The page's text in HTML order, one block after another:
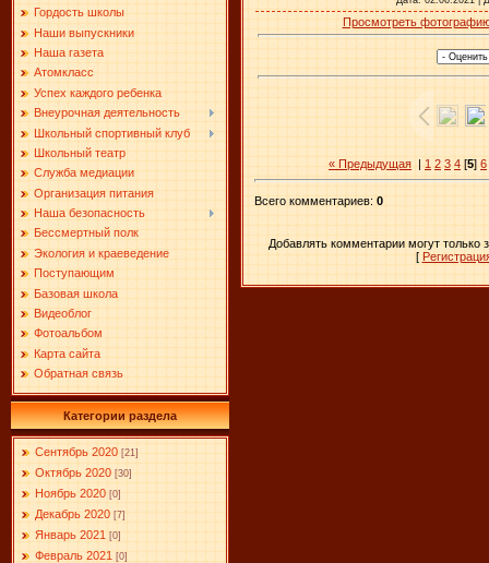
Гордость школы
Наши выпускники
Наша газета
Атомкласс
Успех каждого ребенка
Внеурочная деятельность
Школьный спортивный клуб
Школьный театр
Служба медиации
Организация питания
Наша безопасность
Бессмертный полк
Экология и краеведение
Поступающим
Базовая школа
Видеоблог
Фотоальбом
Карта сайта
Обратная связь
Категории раздела
Сентябрь 2020 [21]
Октябрь 2020 [30]
Ноябрь 2020 [0]
Декабрь 2020 [7]
Январь 2021 [0]
Февраль 2021 [0]
Просмотреть
« Предыдущая | 1 2 3 4 [5] 6
Всего комментариев: 0
Добавлять комментарии могут только
[